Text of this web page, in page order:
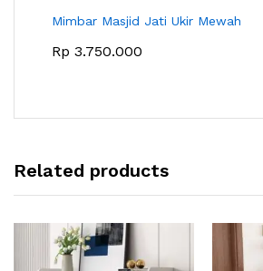
Mimbar Masjid Jati Ukir Mewah
Rp 3.750.000
Related products